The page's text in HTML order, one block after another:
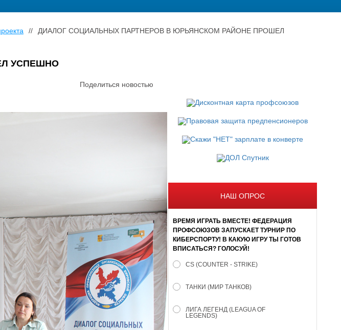
//
ДИАЛОГ СОЦИАЛЬНЫХ ПАРТНЕРОВ В ЮРЬЯНСКОМ РАЙОНЕ ПРОШЕЛ
УСПЕШНО
Поделиться новостью
НАШ ОПРОС
ВРЕМЯ ИГРАТЬ ВМЕСТЕ! ФЕДЕРАЦИЯ
ПРОФСОЮЗОВ ЗАПУСКАЕТ ТУРНИР ПО
КИБЕРСПОРТУ! В КАКУЮ ИГРУ ТЫ ГОТОВ
ВПИСАТЬСЯ? ГОЛОСУЙ!
CS (COUNTER - STRIKE)
ТАНКИ (МИР ТАНКОВ)
ЛИГА ЛЕГЕНД (LEAGUA OF
LEGENDS)